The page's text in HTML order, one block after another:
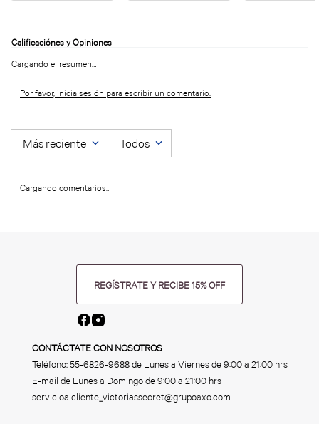
Cargando el resumen…
Por favor, inicia sesión para escribir un comentario.
Más reciente Todos
Cargando comentarios…
REGÍSTRATE Y RECIBE 15% OFF
CONTÁCTATE CON NOSOTROS
Teléfono:55-6826-9688de Lunes a Viernes de 9:00 a 21:00 hrs
E-mail de Lunes a Domingo de 9:00 a 21:00 hrs
servicioalcliente_victoriassecret@grupoaxo.com